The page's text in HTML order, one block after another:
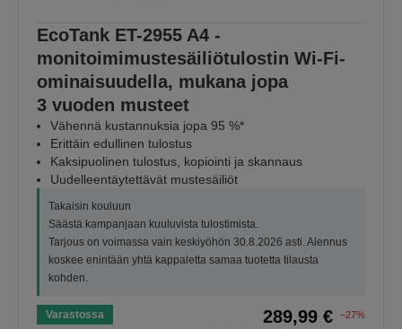
EcoTank ET-2955 A4 -
monitoimimustesäiliötulostin Wi-Fi-
ominaisuudella, mukana jopa
3 vuoden musteet
Vähennä kustannuksia jopa 95 %*
Erittäin edullinen tulostus
Kaksipuolinen tulostus, kopiointi ja skannaus
Uudelleentäytettävät mustesäiliöt
Takaisin kouluun
Säästä kampanjaan kuuluvista tulostimista.
Tarjous on voimassa vain keskiyöhön 30.8.2026 asti. Alennus
koskee enintään yhtä kappaletta samaa tuotetta tilausta
kohden.
Varastossa 289,99 €
−27%